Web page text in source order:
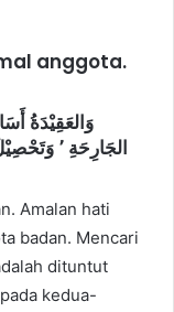
anggota.
وَالعَقِيْدَةُ
الجَارِحَةِ ٬
Amalan hati
badan. Mencari
dituntut
kedua-